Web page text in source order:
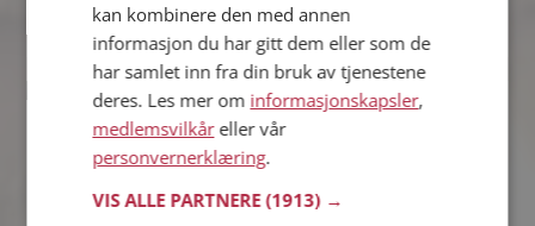
lettere å finne kjærligheten på nettet!
Online nå!
Line
44 år fra Vestre Toten i Innlandet
Søker mann eller kvinne 35 - 55 år
Liker du å reise? Det gjør kanskje Line
også. Bli medlem nå for å finne svaret
kan kombinere den med annen
informasjon du har gitt dem eller som de
har samlet inn fra din bruk av tjenestene
deres. Les mer om informasjonskapsler,
medlemsvilkåreller vår
personvernerklæring.
VIS ALLE PARTNERE(1913) →